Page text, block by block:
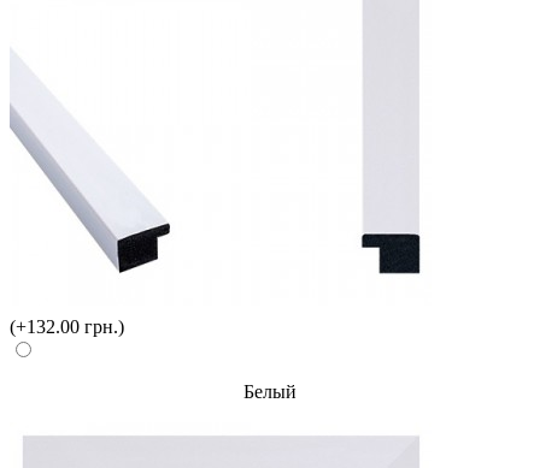
(+132.00 грн.)
Белый